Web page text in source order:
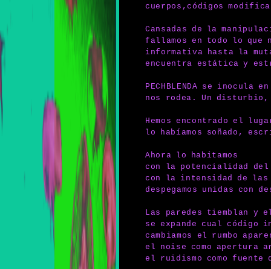
cuerpos,códigos
Cansadas de la
fallamos en todo lo que
informativa hasta la
encuentra estática y
PECHBLENDA se
nos rodea. Un
Hemos encontrado el
lo habíamos soñado,
Ahora lo habitamos
con la potencialidad
con la intensidad de
despegamos unidas con
Las paredes tiemblan y
se expande cual código
cambiamos el rumbo
el noise como apertura
el ruidismo como